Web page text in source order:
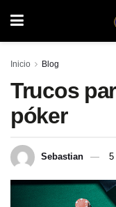
Inicio Blog
Trucos
póker
Sebastian 5